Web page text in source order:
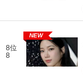
8位
8
NEW